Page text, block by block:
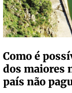
Como é
dos maiores
país não